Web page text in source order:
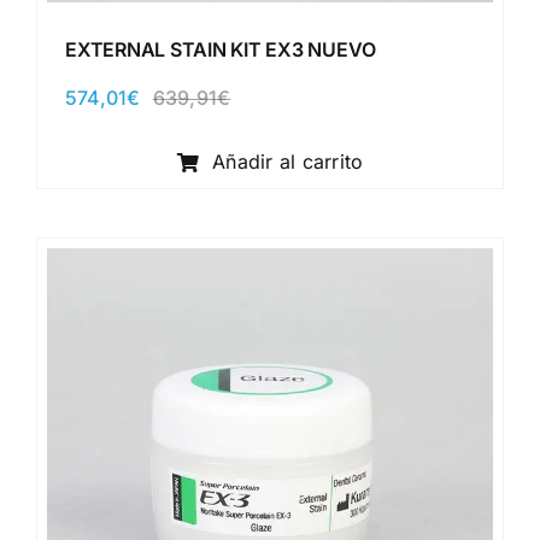
EXTERNAL STAIN KIT EX3 NUEVO
639,91€El
original
era:
574,01€
El
actual
es:
Añadir al carrito